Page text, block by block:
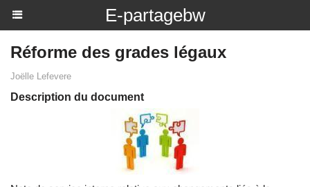
E-partagebw
Réforme des grades légaux
Joëlle Lefevere
Description du document